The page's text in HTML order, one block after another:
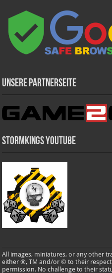
Unsere Partnerseite
Stormkings Youtube
All images, miniatures, or any other
either ®, TM and/or © to their
permission. No challenge to their